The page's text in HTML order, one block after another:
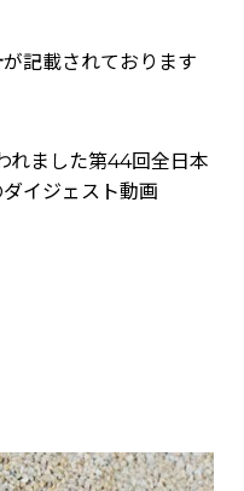
記載されております
れました第44回全日本
イジェスト動画